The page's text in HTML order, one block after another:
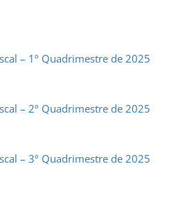
– 1º Quadrimestre de 2025
– 2º Quadrimestre de 2025
– 3º Quadrimestre de 2025